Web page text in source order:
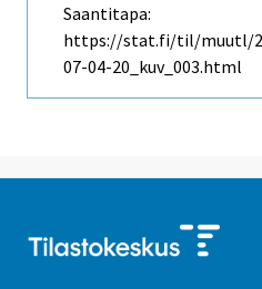
Saantitapa:
https://stat.fi/til/muutl/
07-04-20_kuv_003.html